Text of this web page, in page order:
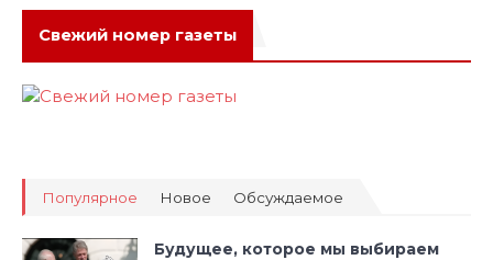
Свежий номер газеты
Популярное Новое Обсуждаемое
Будущее, которое мы выбираем